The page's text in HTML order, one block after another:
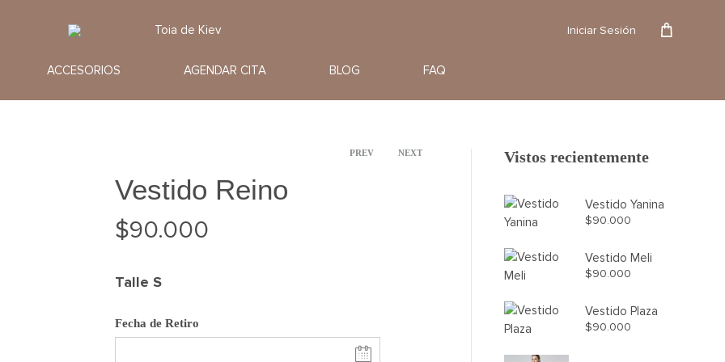
de
de
de
Iniciar Sesión
ACCESORIOS AGENDAR CITA BLOG FAQ
Product
PREV NEXT
Vestido Reino
$90.000
Talle S
Fecha de Retiro
Vistos recientemente
Vestido Yanina
$90.000
Vestido Meli
$90.000
Vestido Plaza
$90.000